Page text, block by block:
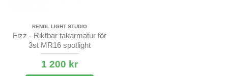
RENDL LIGHT STUDIO
Fizz - Riktbar takarmatur för
3st MR16 spotlight
1 200 kr